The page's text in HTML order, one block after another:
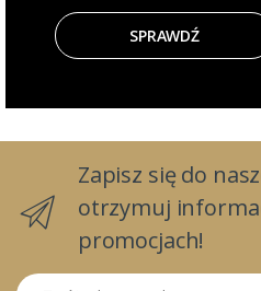
SPRAWDŹ
Zapisz się do
otrzymuj
promocjach!
Twój adres email